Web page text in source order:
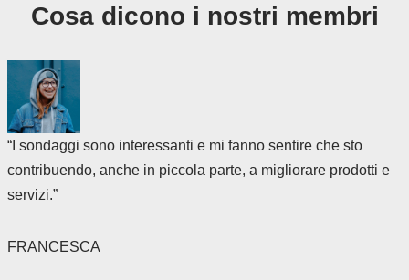
Cosa dicono i nostri membri
“I sondaggi sono interessanti e mi fanno sentire che sto
contribuendo, anche in piccola parte, a migliorare prodotti e
servizi.”
FRANCESCA